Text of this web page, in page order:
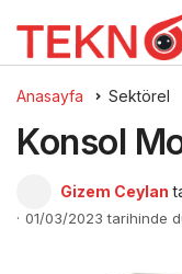
Anasayfa Sektörel
Konsol
Gizem Ceylan
01/03/2023 tarihinde